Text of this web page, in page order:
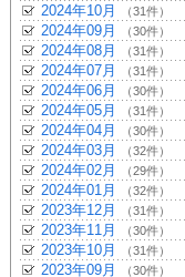
2024年10月 （31件）
2024年09月 （30件）
2024年08月 （31件）
2024年07月 （31件）
2024年06月 （30件）
2024年05月 （31件）
2024年04月 （30件）
2024年03月 （32件）
2024年02月 （29件）
2024年01月 （32件）
2023年12月 （31件）
2023年11月 （30件）
2023年10月 （31件）
2023年09月 （30件）